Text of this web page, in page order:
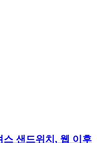
샌드위치, 웹 이후